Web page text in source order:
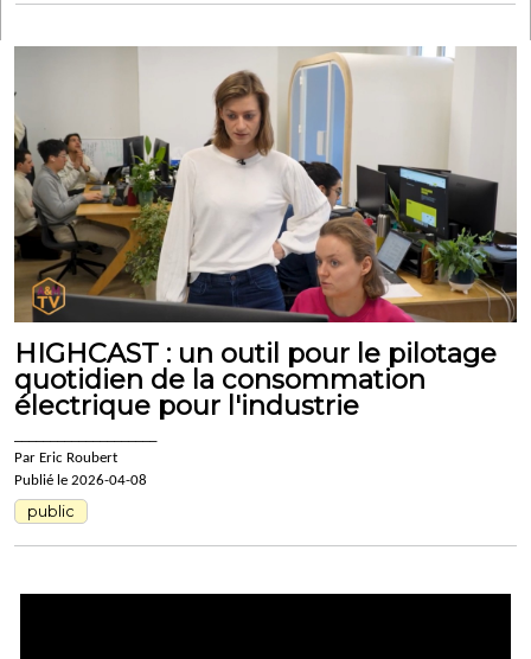
HIGHCAST : un outil pour le pilotage
quotidien de la consommation
électrique pour l'industrie
Par Eric Roubert
Publié le 2026-04-08
public